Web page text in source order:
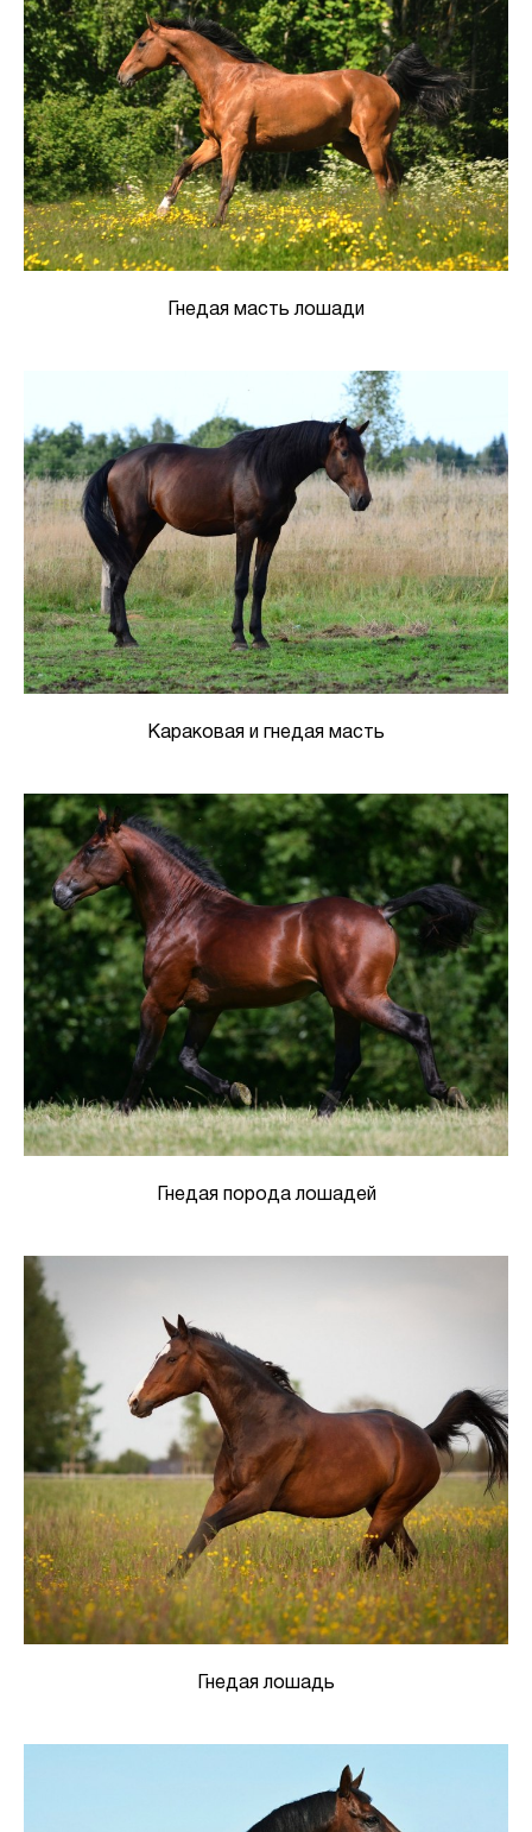
Гнедая масть лошади
Караковая и гнедая масть
Гнедая порода лошадей
Гнедая лошадь